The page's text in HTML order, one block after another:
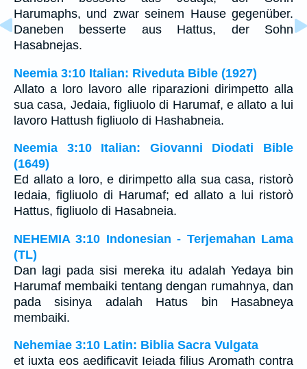
Harumaphs, und zwar seinem Hause gegenüber.
Daneben besserte aus Hattus, der Sohn
Hasabnejas.
Neemia 3:10 Italian: Riveduta Bible (1927)
Allato a loro lavoro alle riparazioni dirimpetto alla
sua casa, Jedaia, figliuolo di Harumaf, e allato a lui
lavoro Hattush figliuolo di Hashabneia.
Neemia 3:10 Italian: Giovanni Diodati Bible
(1649)
Ed allato a loro, e dirimpetto alla sua casa, ristorò
Iedaia, figliuolo di Harumaf; ed allato a lui ristorò
Hattus, figliuolo di Hasabneia.
NEHEMIA 3:10 Indonesian - Terjemahan Lama
(TL)
Dan lagi pada sisi mereka itu adalah Yedaya bin
Harumaf membaiki tentang dengan rumahnya, dan
pada sisinya adalah Hatus bin Hasabneya
membaiki.
Nehemiae 3:10 Latin: Biblia Sacra Vulgata
et iuxta eos aedificavit Ieiada filius Aromath contra